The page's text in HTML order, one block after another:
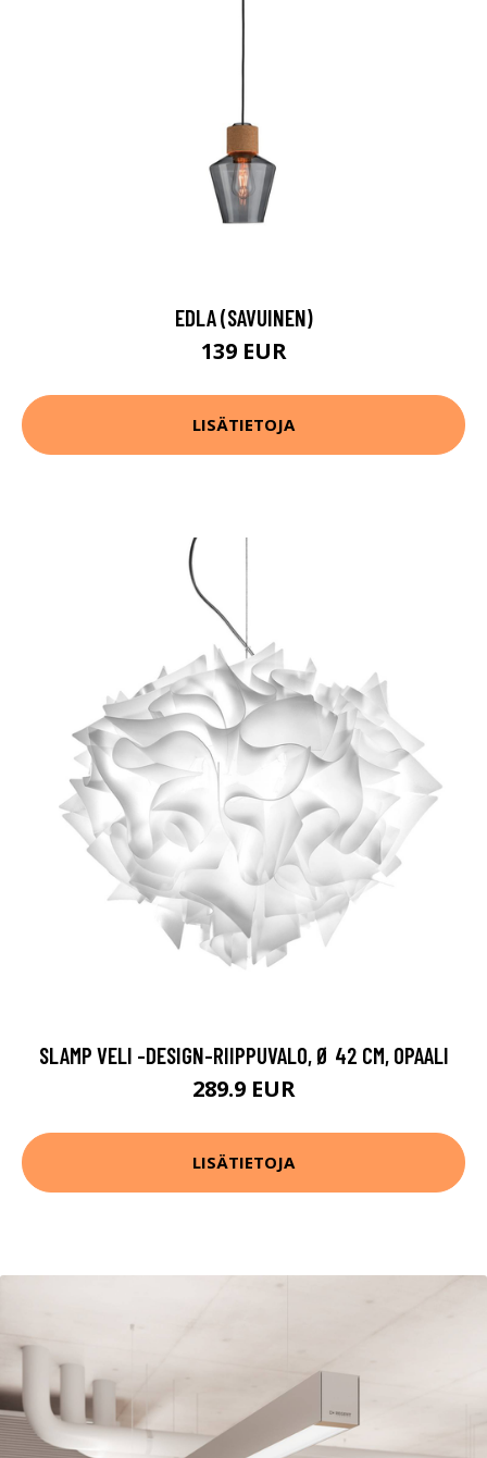
EDLA (SAVUINEN)
139 EUR
LISÄTIETOJA
SLAMP VELI -DESIGN-RIIPPUVALO, Ø 42 CM, OPAALI
289.9 EUR
LISÄTIETOJA